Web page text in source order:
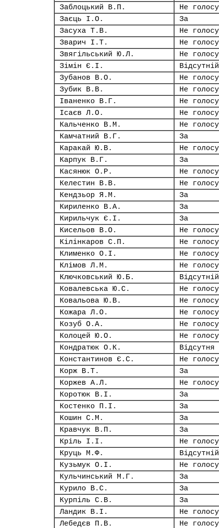
Заблоцький В.П.
Не
Заєць І.О.
За
Засуха Т.В.
Не
Зварич І.Т.
Не
Звягільський Ю.Л.
Не
Зімін Є.І.
Відсутній
Зубанов В.О.
Не
Зубик В.В.
Не
Іваненко В.Г.
Не
Ісаєв Л.О.
Не
Кальченко В.М.
Не
Камчатний В.Г.
За
Каракай Ю.В.
Не
Карпук В.Г.
За
Касянюк О.Р.
Не
Келестин В.В.
Не
Кендзьор Я.М.
За
Кириленко В.А.
За
Кирильчук Є.І.
За
Кисельов В.О.
Не
Кілінкаров С.П.
Не
Клименко О.І.
Не
Клімов Л.М.
Не
Ключковський Ю.Б.
Відсутній
Ковалевська Ю.С.
Не
Ковальова Ю.В.
Не
Кожара Л.О.
Не
Козуб О.А.
Не
Колоцей Ю.О.
Не
Кондратюк О.К.
Відсутня
Константинов Є.С.
Не
Корж В.Т.
За
Коржев А.Л.
Не
Коротюк В.І.
За
Костенко П.І.
За
Кошин С.М.
За
Кравчук В.П.
За
Кріль І.І.
Не
Круць М.Ф.
Відсутній
Кузьмук О.І.
Не
Кульчинський М.Г.
За
Курило В.С.
За
Курпіль С.В.
За
Ландик В.І.
Не
Лебедєв П.В.
Не